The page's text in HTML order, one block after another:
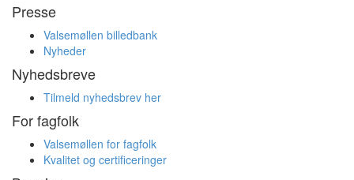
Presse
Valsemøllen billedbank
Nyheder
Nyhedsbreve
Tilmeld nyhedsbrev her
For fagfolk
Valsemøllen for fagfolk
Kvalitet og certificeringer